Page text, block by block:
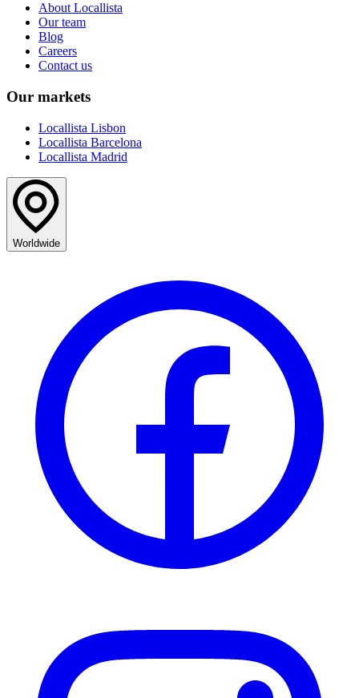
About Locallista
Our team
Blog
Careers
Contact us
Our markets
Locallista Lisbon
Locallista Barcelona
Locallista Madrid
Worldwide